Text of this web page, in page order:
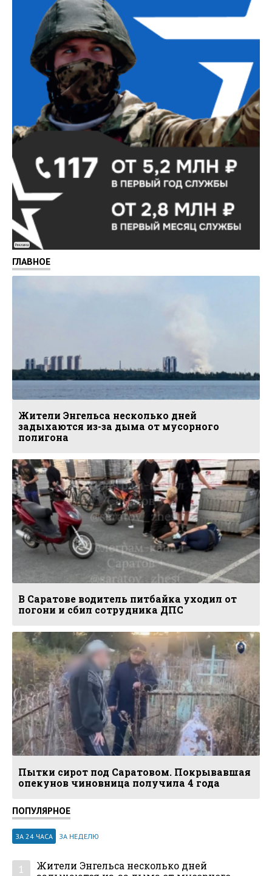
Реклама
ГЛАВНОЕ
Жители Энгельса несколько дней
задыхаются из-за дыма от мусорного
полигона
В Саратове водитель питбайка уходил от
погони и сбил сотрудника ДПС
Пытки сирот под Саратовом. Покрывавшая
опекунов чиновница получила 4 года
ПОПУЛЯРНОЕ
ЗА 24 ЧАСА ЗА НЕДЕЛЮ
1
Жители Энгельса несколько дней